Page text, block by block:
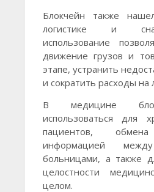
Блокчейн также
логистике и
использование
движение грузов и
этапе, устранить
и сократить расходы на
В медицине
использоваться для
пациентов,
информацией
больницами, а также
целостности
целом.